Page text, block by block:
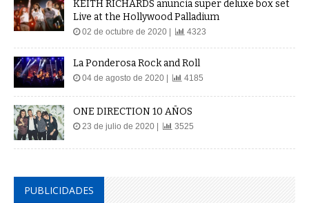
Live at the Hollywood Palladium
02 de octubre de 2020 | 4323
La Ponderosa Rock and Roll
04 de agosto de 2020 | 4185
ONE DIRECTION 10 AÑOS
23 de julio de 2020 | 3525
PUBLICIDADES